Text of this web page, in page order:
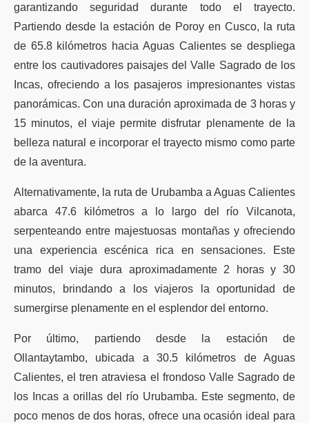
garantizando seguridad durante todo el trayecto.
Partiendo desde la estación de Poroy en Cusco, la ruta
de 65.8 kilómetros hacia Aguas Calientes se despliega
entre los cautivadores paisajes del Valle Sagrado de los
Incas, ofreciendo a los pasajeros impresionantes vistas
panorámicas. Con una duración aproximada de 3 horas y
15 minutos, el viaje permite disfrutar plenamente de la
belleza natural e incorporar el trayecto mismo como parte
de la aventura.
Alternativamente, la ruta de Urubamba a Aguas Calientes
abarca 47.6 kilómetros a lo largo del río Vilcanota,
serpenteando entre majestuosas montañas y ofreciendo
una experiencia escénica rica en sensaciones. Este
tramo del viaje dura aproximadamente 2 horas y 30
minutos, brindando a los viajeros la oportunidad de
sumergirse plenamente en el esplendor del entorno.
Por último, partiendo desde la estación de
Ollantaytambo, ubicada a 30.5 kilómetros de Aguas
Calientes, el tren atraviesa el frondoso Valle Sagrado de
los Incas a orillas del río Urubamba. Este segmento, de
poco menos de dos horas, ofrece una ocasión ideal para